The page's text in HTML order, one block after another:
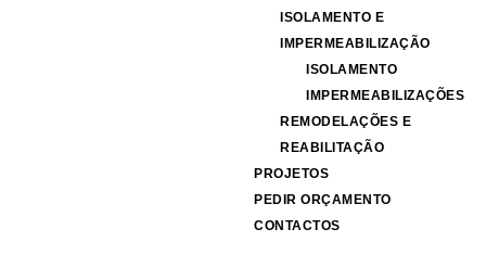
ISOLAMENTO E
IMPERMEABILIZAÇÃO
ISOLAMENTO
IMPERMEABILIZAÇÕES
REMODELAÇÕES E
REABILITAÇÃO
PROJETOS
PEDIR ORÇAMENTO
CONTACTOS